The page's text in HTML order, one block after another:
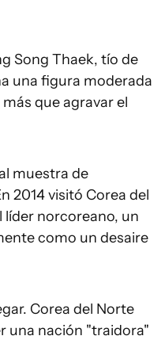
Song Thaek, tío de
una figura moderada
que agravar el
muestra de
2014 visitó Corea del
líder norcoreano, un
como un desaire
Corea del Norte
una nación "traidora"